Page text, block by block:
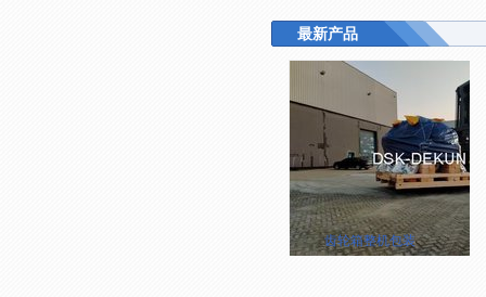
最新产品
齿轮箱整机包装